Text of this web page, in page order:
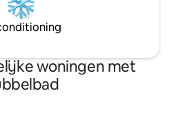
woningen met